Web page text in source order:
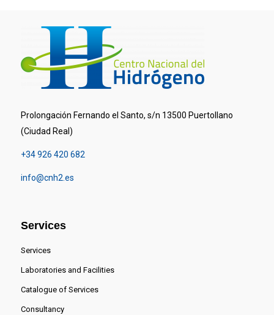
Prolongación Fernando el Santo, s/n 13500 Puertollano
(Ciudad Real)
+34 926 420 682
info@cnh2.es
Services
Services
Laboratories and Facilities
Catalogue of Services
Consultancy